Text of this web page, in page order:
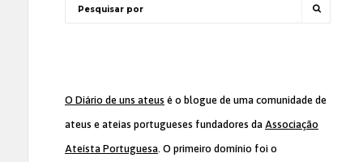
O Diário de uns ateus é o blogue de uma comunidade de
ateus e ateias portugueses fundadores da Associação
Ateísta Portuguesa. O primeiro domínio foi o